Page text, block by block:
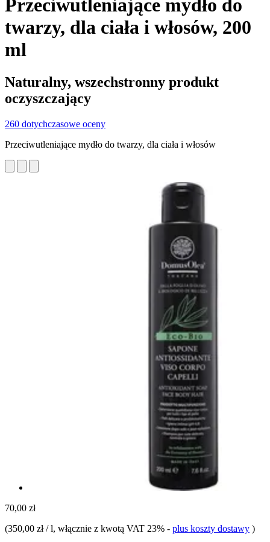
Przeciwutleniające mydło do
twarzy, dla ciała i włosów, 200
ml
Naturalny, wszechstronny produkt
oczyszczający
260 dotychczasowe oceny
Przeciwutleniające mydło do twarzy, dla ciała i włosów
70,00 zł
(350,00 zł / l, włącznie z kwotą VAT 23% - plus koszty dostawy )